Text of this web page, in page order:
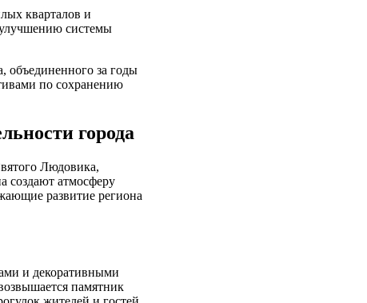
кварталов и
системы
объединенного за годы
по сохранению
города
Людовика,
создают атмосферу
развитие региона
и декоративными
памятник